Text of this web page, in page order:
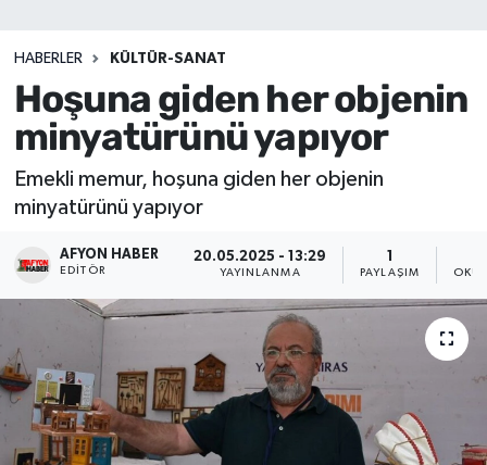
HABERLER KÜLTÜR-SANAT
Hoşuna giden her objenin
minyatürünü yapıyor
Emekli memur, hoşuna giden her objenin
minyatürünü yapıyor
AFYON HABER
EDITÖR
20.05.2025 - 13:29
YAYINLANMA PAYLAŞIM
Sağlık
Eğitim
Sivil Toplum
Ekonomi
Magazin
Etkinlikler